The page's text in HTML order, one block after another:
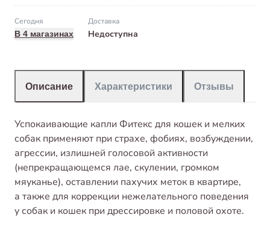
Сегодня
В 4 магазинах
Доставка
Недоступна
Описание Характеристики Отзывы
Успокаивающие капли Фитекс для кошек и мелких
собак применяют при страхе, фобиях, возбуждении,
агрессии, излишней голосовой активности
(непрекращающемся лае, скулении, громком
мяуканье), оставлении пахучих меток в квартире,
а также для коррекции нежелательного поведения
у собак и кошек при дрессировке и половой охоте.